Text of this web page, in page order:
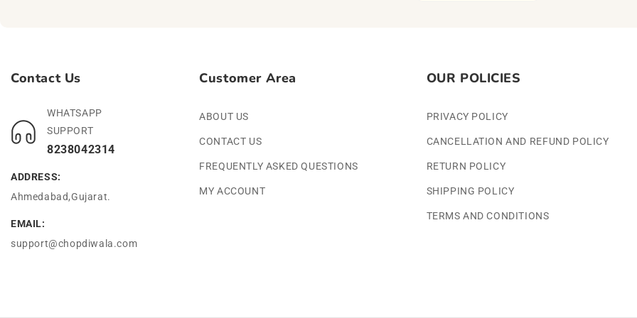
Contact Us
WHATSAPP
SUPPORT
8238042314
ADDRESS:
Ahmedabad,Gujarat.
EMAIL:
support@chopdiwala.com
Customer Area
ABOUT US
CONTACT US
FREQUENTLY ASKED QUESTIONS
MY ACCOUNT
OUR POLICIES
PRIVACY POLICY
CANCELLATION AND REFUND POLICY
RETURN POLICY
SHIPPING POLICY
TERMS AND CONDITIONS